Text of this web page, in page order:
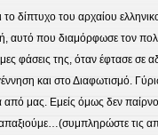
δίπτυχο του αρχαίου
αυτό που διαμόρφωσε τον
φάσεις της, όταν έφτασε σε
και στο Διαφωτισμό.
από μας. Εμείς όμως δεν
τις